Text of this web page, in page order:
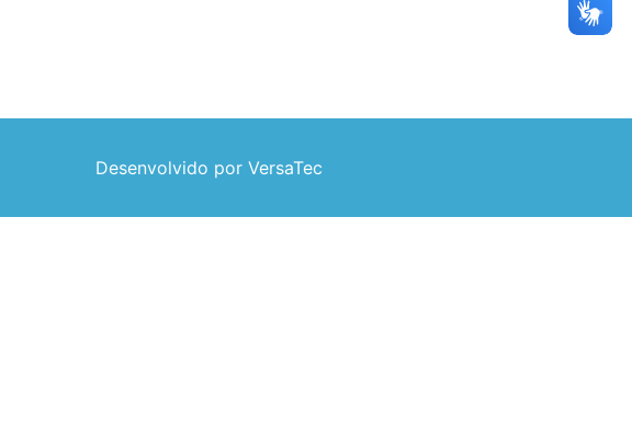
Desenvolvido por VersaTec